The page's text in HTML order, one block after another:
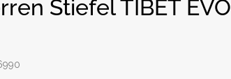
Stiefel TIBET EVO